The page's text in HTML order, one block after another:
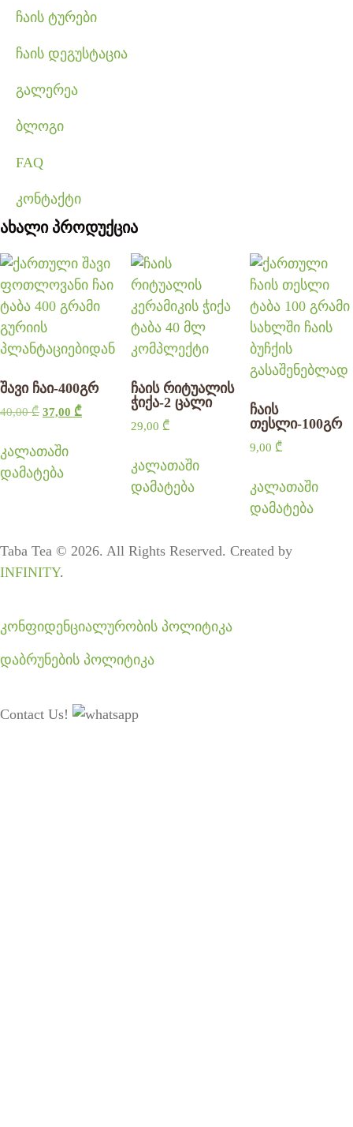
ჩაის ტურები
ჩაის დეგუსტაცია
გალერეა
ბლოგი
FAQ
კონტაქტი
ახალი პროდუქცია
შავი ჩაი-400გრ
40,00₾ 37,00 ₾
კალათაში
დამატება
ჩაის რიტუალის
ჭიქა-2 ცალი
29,00 ₾
კალათაში
დამატება
ჩაის
თესლი-100გრ
9,00 ₾
კალათაში
დამატება
Taba Tea © 2026. All Rights Reserved. Created by
INFINITY.
კონფიდენციალურობის პოლიტიკა
დაბრუნების პოლიტიკა
Contact Us!